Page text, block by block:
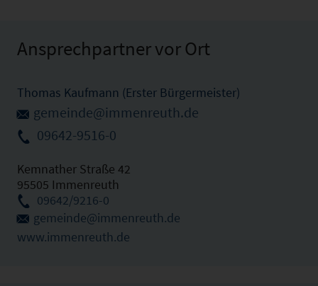
Ansprechpartner vor Ort
Thomas Kaufmann (Erster Bürgermeister)
gemeinde@immenreuth.de
09642-9516-0
Kemnather Straße 42
95505 Immenreuth
09642/9216-0
gemeinde@immenreuth.de
www.immenreuth.de